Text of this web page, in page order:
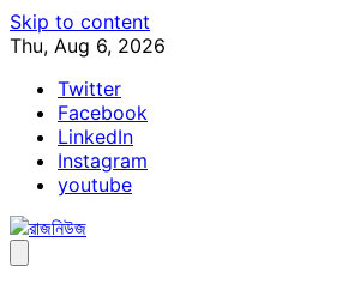
Skip to content
Thu, Aug 6, 2026
Twitter
Facebook
LinkedIn
Instagram
youtube